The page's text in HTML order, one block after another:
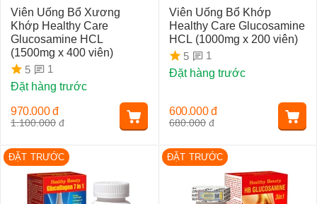
Viên Uống Bổ Xương
Khớp Healthy Care
Glucosamine HCL
(1500mg x 400 viên)
5
1
Đặt hàng trước
1.100.000 đ
970.000 đ
Viên Uống Bổ Khớp
Healthy Care Glucosamine
HCL (1000mg x 200 viên)
5
1
Đặt hàng trước
680.000 đ
600.000 đ
ĐẶT TRƯỚC ĐẶT TRƯỚC